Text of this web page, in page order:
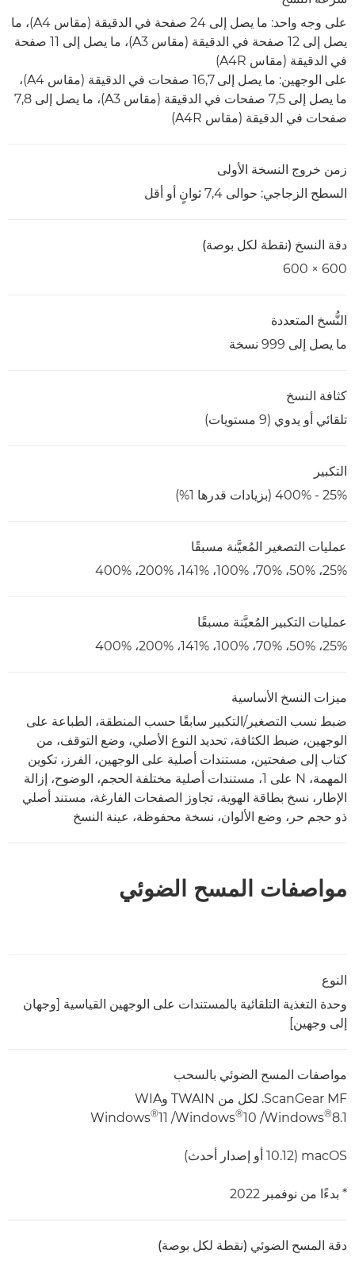
على وجه واحد: ما يصل إلى 24 صفحة في الدقيقة (مقاس A4)، ما
يصل إلى 12 صفحة في الدقيقة (مقاس A3)، ما يصل إلى 11 صفحة
في الدقيقة (مقاس A4R)
على الوجهين: ما يصل إلى 16,7 صفحات في الدقيقة (مقاس A4)،
ما يصل إلى 7,5 صفحات في الدقيقة (مقاس A3)، ما يصل إلى 7,8
صفحات في الدقيقة (مقاس A4R)
زمن خروج النسخة الأولى
السطح الزجاجي: حوالى 7,4 ثوانٍ أو أقل
دقة النسخ (نقطة لكل بوصة)
600 × 600
النُّسخ المتعددة
ما يصل إلى 999 نسخة
كثافة النسخ
تلقائي أو يدوي (9 مستويات)
التكبير
25% - 400% (بزيادات قدرها 1%)
عمليات التصغير المُعيَّنة مسبقًا
25%، 50%، 70%، 100%، 141%، 200%، 400%
عمليات التكبير المُعيَّنة مسبقًا
25%، 50%، 70%، 100%، 141%، 200%، 400%
ميزات النسخ الأساسية
ضبط نسب التصغير/التكبير سابقًا حسب المنطقة، الطباعة على
الوجهين، ضبط الكثافة، تحديد النوع الأصلي، وضع التوقف، من
كتاب إلى صفحتين، مستندات أصلية على الوجهين، الفرز، تكوين
المهمة، N على 1، مستندات أصلية مختلفة الحجم، الوضوح، إزالة
الإطار، نسخ بطاقة الهوية، تجاوز الصفحات الفارغة، مستند أصلي
ذو حجم حر، وضع الألوان، نسخة محفوظة، عينة النسخ
مواصفات المسح الضوئي
النوع
وحدة التغذية التلقائية بالمستندات على الوجهين القياسية [وجهان
إلى وجهين]
مواصفات المسح الضوئي بالسحب
ScanGear MF. لكل من TWAIN وWIA
Windows®8.1/ ‏Windows
®10/ ‏Windows
®11
macOS (10.12 أو إصدار أحدث)
* بدءًا من نوفمبر 2022
دقة المسح الضوئي (نقطة لكل بوصة)